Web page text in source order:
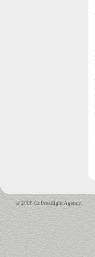
© 2008 CoPeerRight Agency.